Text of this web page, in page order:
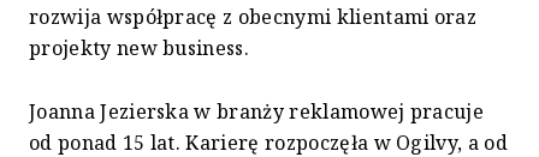
rozwija współpracę z obecnymi klientami oraz
projekty new business.
Joanna Jezierska w branży reklamowej pracuje
od ponad 15 lat. Karierę rozpoczęła w Ogilvy, a od